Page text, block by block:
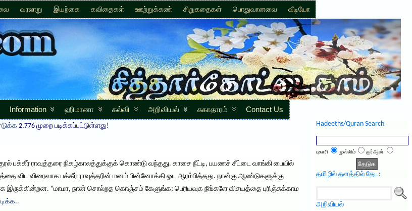
வரலாறு இயற்கை கவிதைகள் ஊற்றுக்கண் சிறுகதைகள் பொதுவானவை வீடியோ
Information ஹிமானா கல்வி அறிவியல் சுகாதாரம் Contact Us
2,776 முறை படிக்கப்பட்டுள்ளது!
பக்கீர் ராவுத்தரை நிகழ்காலத்துக்குக் கொண்டு வந்தது. காசை நீட்டி, பயணச் சீட்டை வாங்கி பையில்
விட விரைவாக பக்கீர் ராவுத்தரின் மனம் பின்னோக்கி ஓட ஆரம்பித்தது. நான்கு ஆண்டுகளுக்கு
இருக்கின்றன. “மாமா, நான் சொல்றத கொஞ்சம் கேளுங்க; பெரியவுக நீங்களே விசயத்தை புரிஞ்சுக்காம
Hadeeths/Quran Search
புகாரி முஸ்லிம் குர்ஆன்
தமிழில் தளத்தில் தேட:
அறிவியல்